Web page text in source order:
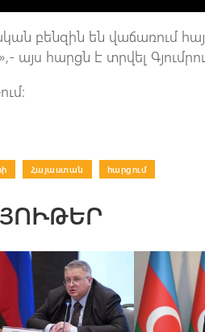
բենզին են վաճառում
այս հարցն է տրվել
Հայաստան հարցում